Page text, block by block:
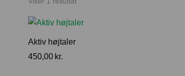
Aktiv højtaler
450,00 kr.